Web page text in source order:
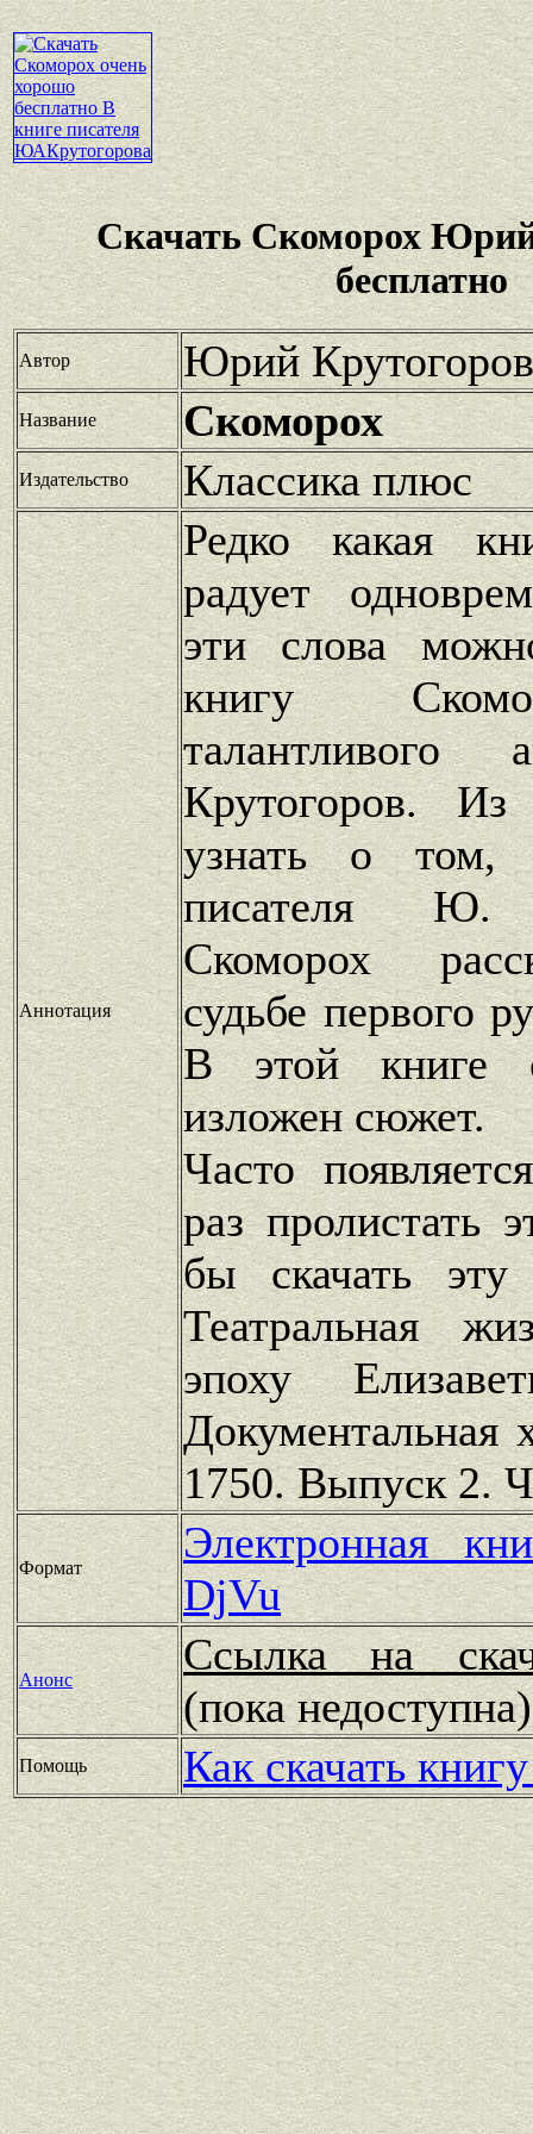
Скачать Скоморох
бесплатно
Автор Юрий Крутогоров
Название Скоморох
Издательство Классика плюс
Аннотация
Редко какая
радует
эти слова
книгу
Крутогоров.
узнать о
писателя Ю.
Скоморох
судьбе первого
В этой книге
изложен сюжет.
Часто
раз пролистать
бы скачать эту
Театральная
эпоху
Документальная
1750. Выпуск 2.
Формат
Электронная
DjVu
Анонс
Ссылка на
(пока
Помощь Как скачать